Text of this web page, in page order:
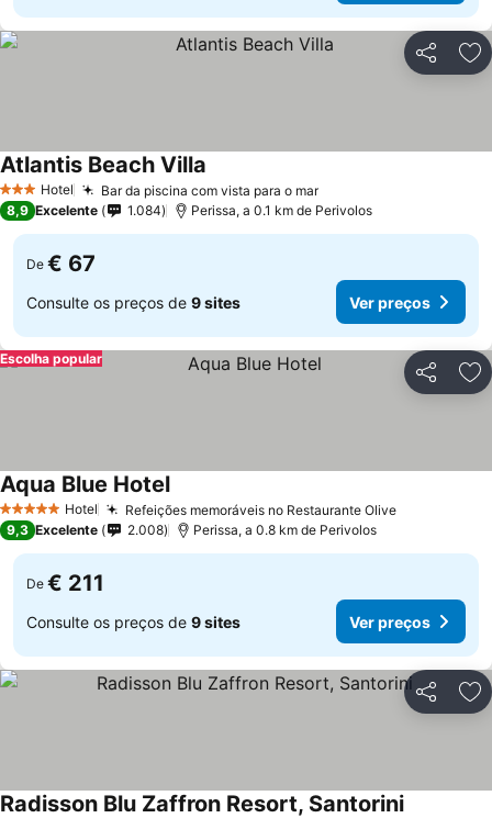
Partilhar
3 EstrelasHotel Bar da piscina com vista para o mar
Atlantis Beach Villa
8,9 Excelente 1.084 Perissa, a 0.1 km de Perivolos
De € 67
Consulte os preços de 9 sites Ver preços
Partilhar
Escolha popular
5 Estrelas Hotel Refeições memoráveis no Restaurante Olive
Aqua Blue Hotel
9,3 Excelente 2.008 Perissa, a 0.8 km de Perivolos
De € 211
Consulte os preços de 9 sites Ver preços
Partilhar
Radisson Blu Zaffron Resort, Santorini